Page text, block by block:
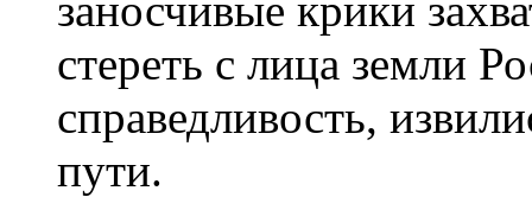
стереть с лица земли
справедливость,
пути.